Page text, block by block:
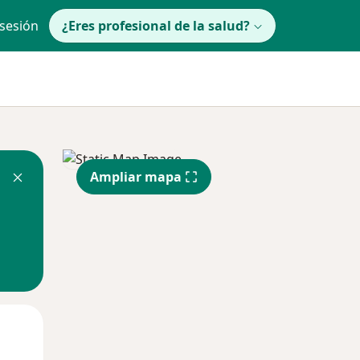
¿Eres profesional de la salud?
Ampliar mapa